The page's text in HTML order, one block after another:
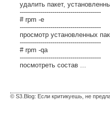
удалить пакет,
----------------------------------------
# rpm -e
----------------------------------------
просмотр установленных
----------------------------------------
# rpm -qa
----------------------------------------
посмотреть состав ...
© S3.Blog: Если критикуешь, не